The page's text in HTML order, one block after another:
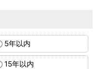
5年以内
15年以内